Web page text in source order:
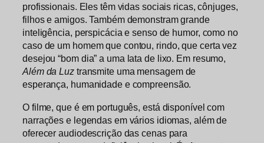
profissionais. Eles têm vidas sociais ricas, cônjuges,
filhos e amigos. Também demonstram grande
inteligência, perspicácia e senso de humor, como no
caso de um homem que contou, rindo, que certa vez
desejou “bom dia” a uma lata de lixo. Em resumo,
Além da Luztransmite uma mensagem de
esperança, humanidade e compreensão.
O filme, que é em português, está disponível com
narrações e legendas em vários idiomas, além de
oferecer audiodescrição das cenas para